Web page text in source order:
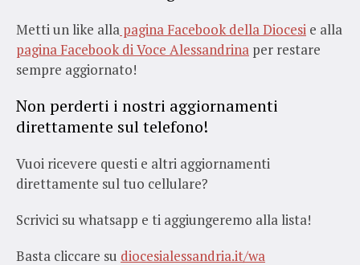
Metti un like alla pagina Facebook della Diocesi e alla
pagina Facebook di Voce Alessandrina per restare
sempre aggiornato!
Non perderti i nostri aggiornamenti
direttamente sul telefono!
Vuoi ricevere questi e altri aggiornamenti
direttamente sul tuo cellulare?
Scrivici su whatsapp e ti aggiungeremo alla lista!
Basta cliccare su diocesialessandria.it/wa